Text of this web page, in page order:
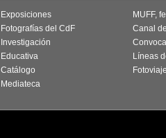
Exposiciones
Fotografías del CdF
Investigación
Educativa
Catálogo
Mediateca
MUFF,
Canal
Líneas